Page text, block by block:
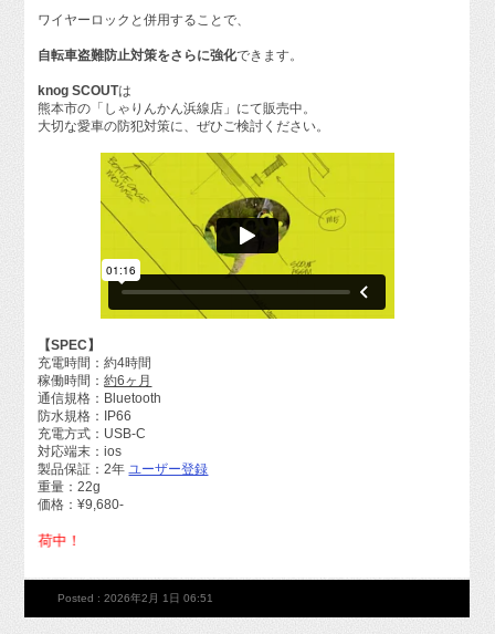
ワイヤーロックと併用することで、
自転車盗難防止対策をさらに強化できます。
knog SCOUTは
熊本市の「しゃりんかん浜線店」にて販売中。
大切な愛車の防犯対策に、ぜひご検討ください。
【SPEC】
充電時間：約4時間
稼働時間：約6ヶ月
通信規格：Bluetooth
防水規格：IP66
充電方式：USB-C
対応端末：ios
製品保証：2年ユーザー登録
重量：22g
価格：¥9,680-
Posted : 2026年2月 1日 06:51